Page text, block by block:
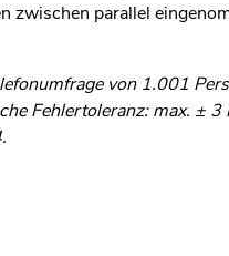
zwischen parallel
von 1.001
Fehlertoleranz: max. ±